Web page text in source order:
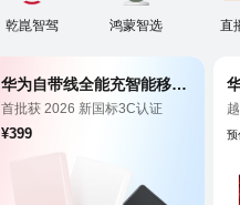
乾崑智驾 鸿蒙智选 直
华为自带线全能充智能移动电源（100 W 12000）
首批获 2026 新国标3C认证
双向 100 W 高功率超级快充
¥399 预